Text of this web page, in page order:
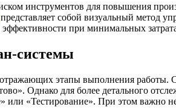
инструментов для повышения
собой визуальный метод
при минимальных
системы
этапы выполнения работы.
Однако для более детального
или «Тестирование». При этом важно